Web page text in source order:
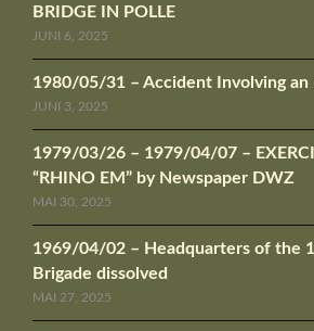
BRIDGE IN POLLE
JUNI 6, 2025
1980/05/31 – Accident Involving an
JUNI 3, 2025
1979/03/26 – 1979/04/07 –
“RHINO EM” by Newspaper DWZ
MAI 30, 2025
1969/04/02 – Headquarters of the
Brigade dissolved
MAI 27, 2025